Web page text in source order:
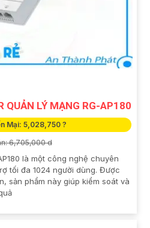
QUẢN LÝ MẠNG RG-AP180
Mại: 5,028,750 ?
6,705,000 d
là một công nghệ chuyên
tối đa 1024 người dùng. Được
sản phẩm này giúp kiểm soát và